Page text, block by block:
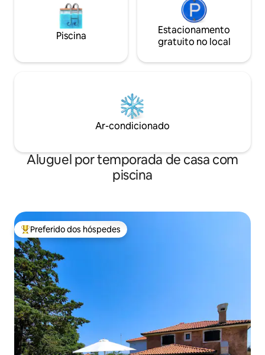
Piscina
Estacionamento
gratuito no local
Ar-condicionado
Aluguel por temporada de casa com
piscina
Entre os melhores preferidos dos hóspedes
Preferido dos hóspedes